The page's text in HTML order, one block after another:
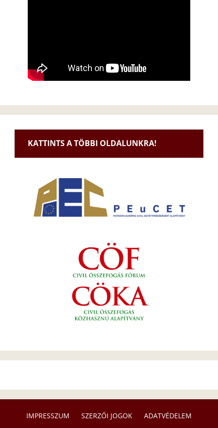
KATTINTS A TÖBBI OLDALUNKRA!
IMPRESSZUM SZERZŐI JOGOK ADATVÉDELEM